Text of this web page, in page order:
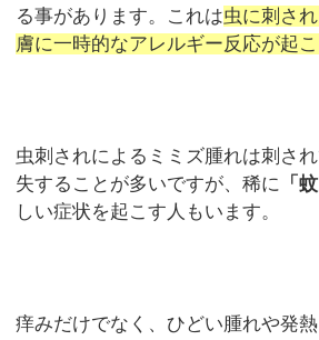
る事があります。これは虫に刺さ
膚に一時的なアレルギー反応が起
虫刺されによるミミズ腫れは刺さ
失することが多いですが、稀に 「
しい症状を起こす人もいます。
痒みだけでなく、ひどい腫れや発